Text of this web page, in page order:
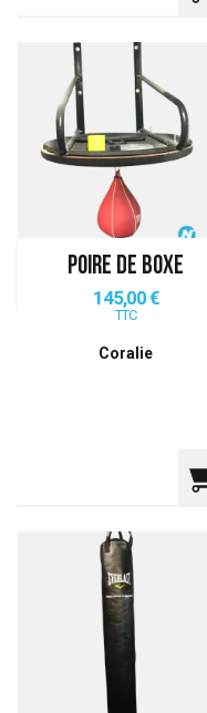
POIRE DE BOXE
Prix
145,00 €
TTC
Coralie